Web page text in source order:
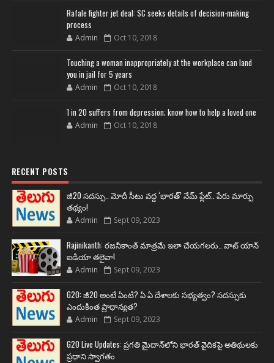
Rafale fighter jet deal: SC seeks details of decision-making
process
Admin Oct 10, 2018
Touching a woman inappropriately at the workplace can land
you in jail for 5 years
Admin Oct 10, 2018
1 in 20 suffers from depression; know how to help a loved one
Admin Oct 10, 2018
RECENT POSTS
జీ20 సదస్సు.. మోదీ సీటు వద్ద ‘భారత్’ నేమ్ ప్లేట్‌.. పేరు మార్పు
తథ్యం!
Admin Sept 09, 2023
Rajinikanth: రజనీకాంత్ మాత్రమే ఇలా చేయగలరు.. వాట్ యాన్
ఐడియా తలైవా!
Admin Sept 09, 2023
G20: జీ20 అంటే ఏంటి? ఏ ఏ దేశాలకు సభ్యత్వం? సదస్సుకు
ఎందుకింత ప్రాధాన్యత?
Admin Sept 09, 2023
G20 Live Updates: ప్రగతి మైదాన్‌లోని భారత్ వైదికపై అతిథులకు
ప్రధాని స్వాగతం